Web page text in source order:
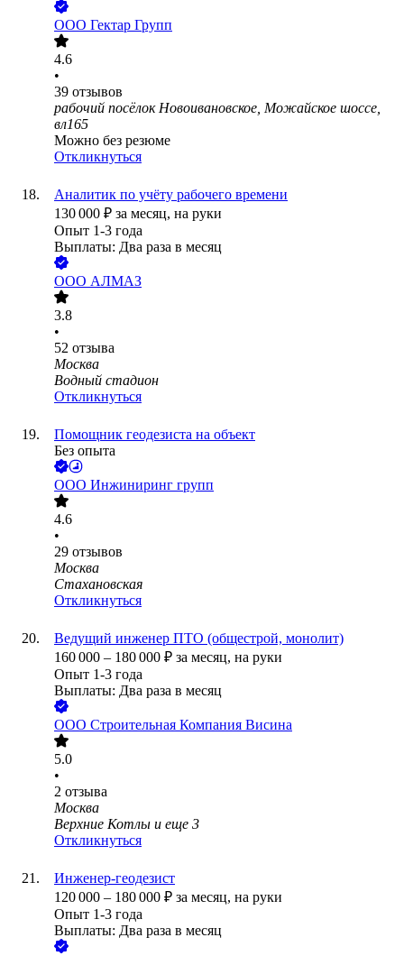
ООО Гектар Групп
4.6
•
39 отзывов
рабочий посёлок Новоивановское, Можайское шоссе,
вл165
Можно без резюме
Откликнуться
Аналитик по учёту рабочего времени
130 000 ₽ за месяц, на руки
Опыт 1-3 года
Выплаты: Два раза в месяц
ООО АЛМАЗ
3.8
•
52 отзыва
Москва
Водный стадион
Откликнуться
Помощник геодезиста на объект
Без опыта
ООО Инжиниринг групп
4.6
•
29 отзывов
Москва
Стахановская
Откликнуться
Ведущий инженер ПТО (общестрой, монолит)
160 000 – 180 000 ₽ за месяц, на руки
Опыт 1-3 года
Выплаты: Два раза в месяц
ООО Строительная Компания Висина
5.0
•
2 отзыва
Москва
Верхние Котлы и еще 3
Откликнуться
Инженер-геодезист
120 000 – 180 000 ₽ за месяц, на руки
Опыт 1-3 года
Выплаты: Два раза в месяц